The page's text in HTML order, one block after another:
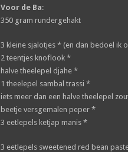
Voor de Ba:
350 gram rundergehakt
3 kleine sjalotjes * (en dan bedoel ik
2 teentjes knoflook *
halve theelepel djahe *
1 theelepel sambal trassi *
iets meer dan een halve theelepel
beetje versgemalen peper *
3 eetlepels ketjap manis *
3 eetlepels sweetened red bean